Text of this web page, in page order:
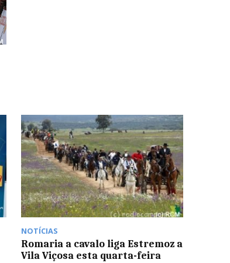
NOTÍCIAS
Romaria a cavalo liga Estremoz a
Vila Viçosa esta quarta-feira